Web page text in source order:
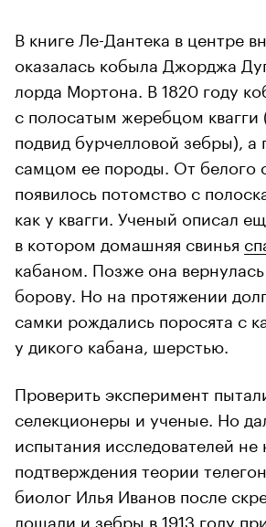
В книге Ле-Дантека в центре
оказалась кобыла Джорджа
лорда Мортона. В 1820 году
с полосатым жеребцом
подвид бурчелловой зебры),
самцом ее породы. От белого
появилось потомство с
как у квагги. Ученый описал
в котором домашняя свинья
кабаном. Позже она
борову. Но на протяжении
самки рождались поросята с
у дикого кабана, шерстью.
Проверить эксперимент
селекционеры и ученые. Но
испытания исследователей
подтверждения теории
биолог Илья Иванов после
лошади и зебры в 1913 году